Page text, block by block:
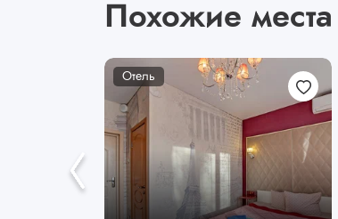
Похожие места
Отель